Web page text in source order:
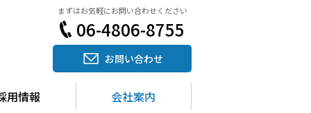
まずはお気軽にお問い合わせください
06-4806-8755
お問い合わせ
用情報 会社案内